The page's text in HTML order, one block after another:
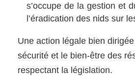
s’occupe de la gestion et
l’éradication des nids sur
Une action légale bien
sécurité et le bien-être des
respectant la législation.